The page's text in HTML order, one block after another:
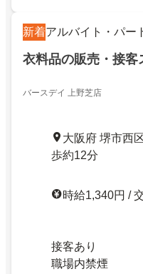
新着アルバイト・パー
衣料品の販売・接客
バースデイ 上野芝店
大阪府 堺市西
歩約12分
時給1,340円 /
接客あり
職場内禁煙